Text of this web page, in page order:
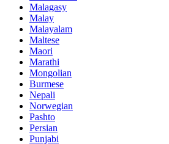
Malagasy
Malay
Malayalam
Maltese
Maori
Marathi
Mongolian
Burmese
Nepali
Norwegian
Pashto
Persian
Punjabi